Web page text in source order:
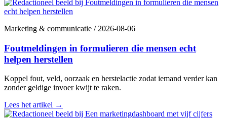
Marketing & communicatie /2026-08-06
Foutmeldingen in formulieren die mensen echt
helpen herstellen
Koppel fout, veld, oorzaak en herstelactie zodat iemand verder kan
zonder geldige invoer kwijt te raken.
Lees het artikel →